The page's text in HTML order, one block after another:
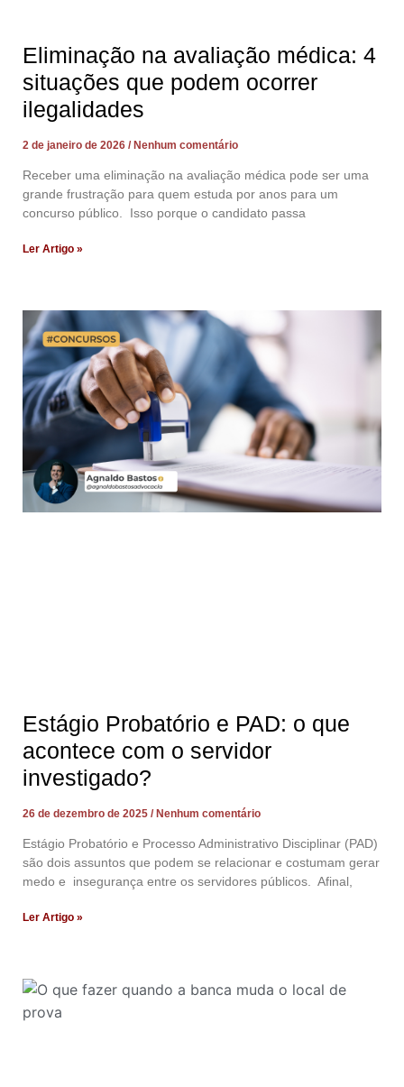
Eliminação na avaliação médica: 4
situações que podem ocorrer
ilegalidades
2 de janeiro de 2026 Nenhum comentário
Receber uma eliminação na avaliação médica pode ser uma
grande frustração para quem estuda por anos para um
concurso público. Isso porque o candidato passa
Ler Artigo »
Estágio Probatório e PAD: o que
acontece com o servidor
investigado?
26 de dezembro de 2025 Nenhum comentário
Estágio Probatório e Processo Administrativo Disciplinar (PAD)
são dois assuntos que podem se relacionar e costumam gerar
medo e insegurança entre os servidores públicos. Afinal,
Ler Artigo »